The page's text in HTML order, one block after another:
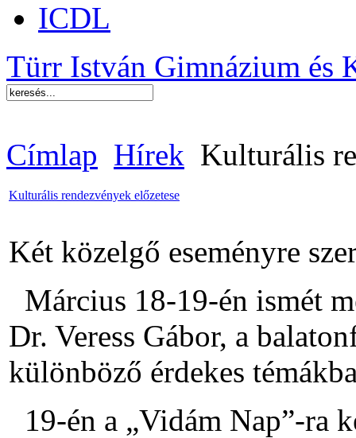
ICDL
Türr István Gimnázium és
Címlap Hírek Kulturális
Kulturális rendezvények előzetese
Két közelgő eseményre
Március 18-19-én ismét
Dr. Veress Gábor, a
különböző érdekes
19-én a „Vidám Nap”-ra